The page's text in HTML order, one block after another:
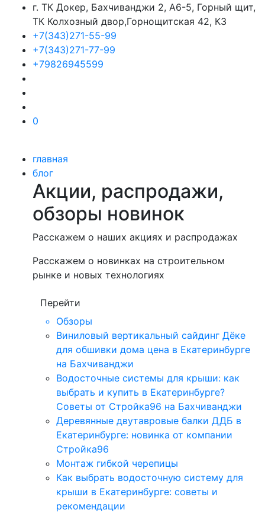
г. ТК Докер, Бахчиванджи 2, А6-5, Горный щит,
ТК Колхозный двор,Горнощитская 42, К3
+7(343)271-55-99
+7(343)271-77-99
+79826945599
0
главная
блог
Акции, распродажи,
обзоры новинок
Расскажем о наших акциях и распродажах
Расскажем о новинках на строительном
рынке и новых технологиях
Перейти
Обзоры
Виниловый вертикальный сайдинг Дёке
для обшивки дома цена в Екатеринбурге
на Бахчиванджи
Водосточные системы для крыши: как
выбрать и купить в Екатеринбурге?
Советы от Стройка96 на Бахчиванджи
Деревянные двутавровые балки ДДБ в
Екатеринбурге: новинка от компании
Стройка96
Монтаж гибкой черепицы
Как выбрать водосточную систему для
крыши в Екатеринбурге: советы и
рекомендации